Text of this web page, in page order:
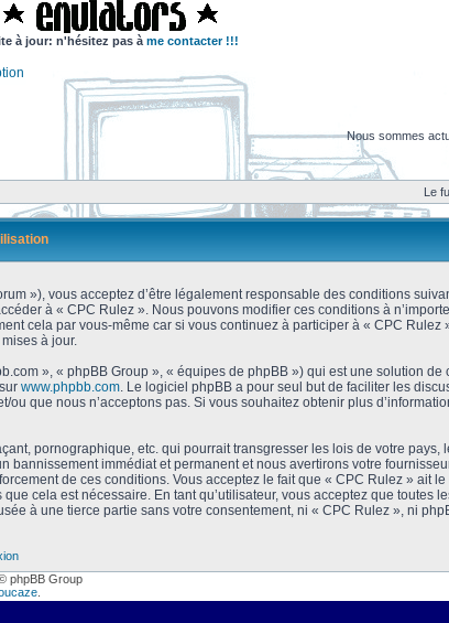
à jour: n'hésitez pas à me contacter !!!
Nous sommes
Le
»), vous acceptez d’être légalement responsable des conditions
à « CPC Rulez ». Nous pouvons modifier ces conditions à
cela par vous-même car si vous continuez à participer à « CPC Rulez
à jour.
», « phpBB Group », « équipes de phpBB ») qui est une solution de
www.phpbb.com. Le logiciel phpBB a pour seul but de faciliter les
que nous n’acceptons pas. Si vous souhaitez obtenir plus
pornographique, etc. qui pourrait transgresser les lois de votre pays,
immédiat et permanent et nous avertirons votre
de ces conditions. Vous acceptez le fait que « CPC Rulez » ait le
cela est nécessaire. En tant qu’utilisateur, vous acceptez que toutes
à une tierce partie sans votre consentement, ni « CPC Rulez », ni
phpBB Group
.